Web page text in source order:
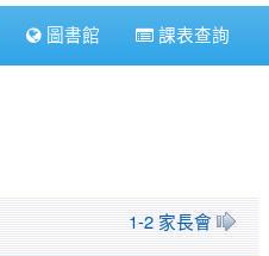
圖書館 課表查詢
1-2 家長會